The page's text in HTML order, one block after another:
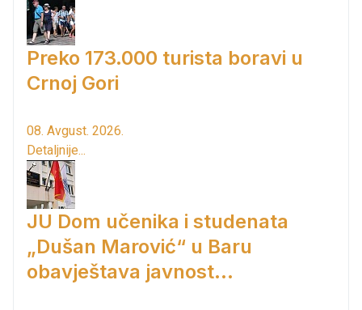
Preko 173.000 turista boravi u
Crnoj Gori
08. Avgust. 2026.
Detaljnije...
JU Dom učenika i studenata
„Dušan Marović“ u Baru
obavještava javnost...